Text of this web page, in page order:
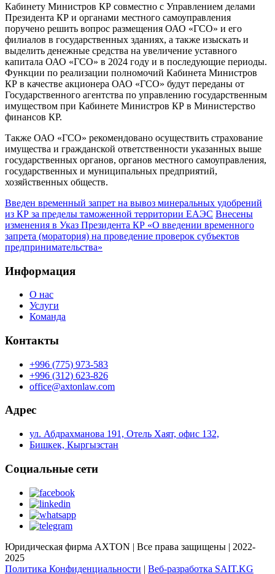
Кабинету Министров КР совместно с Управлением делами
Президента КР и органами местного самоуправления
поручено решить вопрос размещения ОАО «ГСО» и его
филиалов в государственных зданиях, а также изыскать и
выделить денежные средства на увеличение уставного
капитала ОАО «ГСО» в 2024 году и в последующие периоды.
Функции по реализации полномочий Кабинета Министров
КР в качестве акционера ОАО «ГСО» будут переданы от
Государственного агентства по управлению государственным
имуществом при Кабинете Министров КР в Министерство
финансов КР.
Также ОАО «ГСО» рекомендовано осуществить страхование
имущества и гражданской ответственности указанных выше
государственных органов, органов местного самоуправления,
государственных и муниципальных предприятий,
хозяйственных обществ.
Введен временный запрет на вывоз минеральных удобрений
из КР за пределы таможенной территории ЕАЭС Внесены
изменения в Указ Президента КР «О введении временного
запрета (моратория) на проведение проверок субъектов
предпринимательства»
Информация
О нас
Услуги
Команда
Контакты
+996 (775) 973-583
+996 (312) 623-826
office@axtonlaw.com
Адрес
ул. Абдрахманова 191, Отель Хаят, офис 132,
Бишкек, Кыргызстан
Социальные сети
Юридическая фирма AXTON | Все права защищены | 2022-
2025
Политика Конфиденциальности | Веб-разработка SAIT.KG